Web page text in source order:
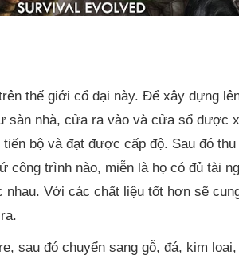
thế giới cổ đại này. Để xây dựng
sàn nhà, cửa ra vào và cửa sổ được
bộ và đạt được cấp độ. Sau đó
trình nào, miễn là họ có đủ tài
Với các chất liệu tốt hơn sẽ
sau đó chuyển sang gỗ, đá, kim